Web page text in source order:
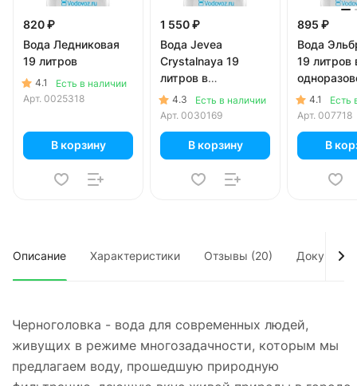
820 ₽
Вода Ледниковая
19 литров
4.1
Есть в наличии
Арт. 0025318
В корзину
1 550 ₽
Вода Jevea
Crystalnaya 19
литров в
одноразовой таре
4.3
Есть в наличии
Арт. 0030169
В корзину
895 ₽
Вода
19 литров
4.1
Есть
Арт. 007718
В
Описание Характеристики Отзывы (20)
Черноголовка - вода для современных людей,
живущих в режиме многозадачности, которым мы
предлагаем воду, прошедшую природную